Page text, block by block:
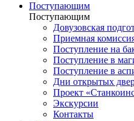
Поступающим
Поступающим
Довузовская
Приемная
Поступление на
Поступление в
Поступление в
Дни открытых
Проект
Экскурсии
Контакты